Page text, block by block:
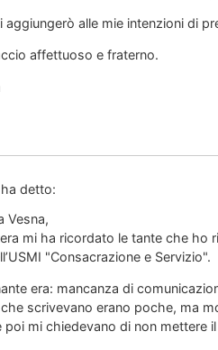
aggiungerò alle mie intenzioni di
affettuoso e fraterno.
ha detto:
Vesna,
mi ha ricordato le tante che ho
"Consacrazione e Servizio".
era: mancanza di
scrivevano erano poche, ma
poi mi chiedevano di non mettere